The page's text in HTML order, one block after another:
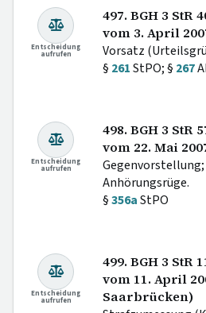
Entscheidung
aufrufen
497. BGH 3 StR
vom 3. April
Vorsatz
§ 261StPO; § 267
Entscheidung
aufrufen
498. BGH 3 StR
vom 22. Mai
Anhörungsrüge.
§356aStPO
Entscheidung
aufrufen
499. BGH 3 StR
vom 11. April
Saarbrücken)